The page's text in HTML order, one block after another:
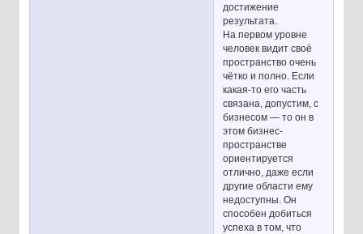
достижение
результата.
На первом уровне
человек видит своё
пространство очень
чётко и полно. Если
какая-то его часть
связана, допустим, с
бизнесом — то он в
этом бизнес-
пространстве
ориентируется
отлично, даже если
другие области ему
недоступны. Он
способен добиться
успеха в том, что